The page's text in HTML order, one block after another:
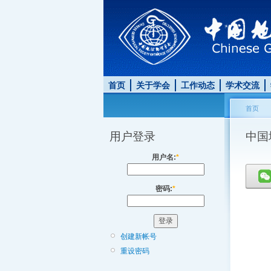
首页 关于学会 工作动态 学术交流
用户登录
用户名:*
密码:*
创建新帐号
重设密码
首页
中